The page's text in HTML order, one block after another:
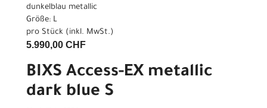
dunkelblau metallic
Größe: L
pro Stück (inkl. MwSt.)
5.990,00 CHF
BIXS Access-EX metallic
dark blue S